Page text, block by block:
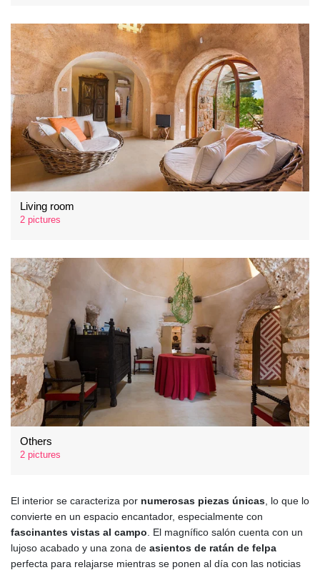
Living room
2 pictures
Others
2 pictures
El interior se caracteriza por numerosas piezas únicas , lo que lo
convierte en un espacio encantador, especialmente con
fascinantes vistas al campo . El magnífico salón cuenta con un
lujoso acabado y una zona de asientos de ratán de felpa
perfecta para relajarse mientras se ponen al día con las noticias